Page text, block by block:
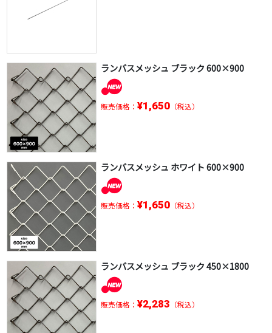
ランバスメッシュ ブラック 600×900
販売価格： ¥1,650（税込）
ランバスメッシュ ホワイト 600×900
販売価格： ¥1,650（税込）
ランバスメッシュ ブラック 450×1800
販売価格： ¥2,283 （税込）